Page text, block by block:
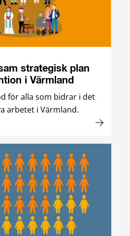
strategisk plan
i Värmland
för alla som bidrar i det
arbetet i Värmland.